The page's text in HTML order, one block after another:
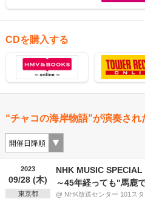
CDを購入する
“チャコの海岸物語”が演奏され
2023
09/28 (木)
東京都
NHK MUSIC
～45年経っても"馬鹿
@ NHK放送センター 101ス